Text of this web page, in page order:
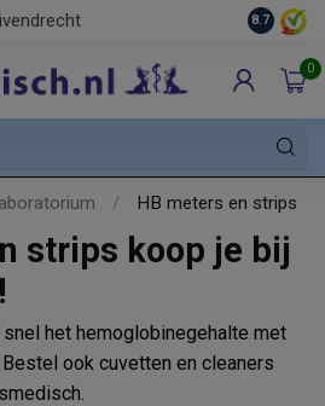
8.7
0
/ HB meters en strips
strips koop je bij
het hemoglobinegehalte met
ook cuvetten en cleaners